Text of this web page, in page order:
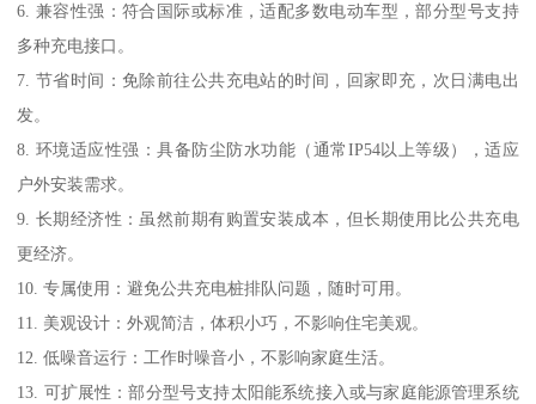
6. 兼容性强：符合国际或标准，适配多数电动车型，部分型号支持
多种充电接口。
7. 节省时间：免除前往公共充电站的时间，回家即充，次日满电出
发。
8. 环境适应性强：具备防尘防水功能（通常IP54以上等级），适应
户外安装需求。
9. 长期经济性：虽然前期有购置安装成本，但长期使用比公共充电
更经济。
10. 专属使用：避免公共充电桩排队问题，随时可用。
11. 美观设计：外观简洁，体积小巧，不影响住宅美观。
12. 低噪音运行：工作时噪音小，不影响家庭生活。
13. 可扩展性：部分型号支持太阳能系统接入或与家庭能源管理系统